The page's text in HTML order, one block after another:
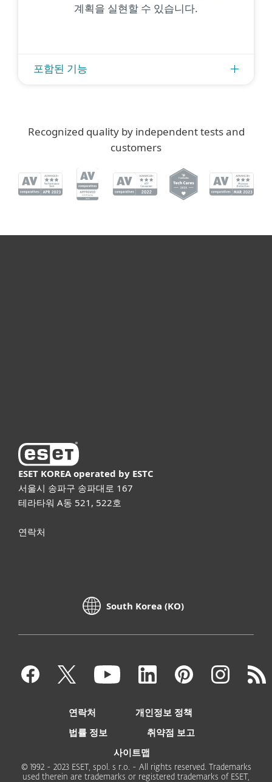
계획을 실현할 수 있습니다.
포함된 기능
Recognized quality by independent tests and
customers
ESET KOREA operated by ESTC
서울시 송파구 송파대로 167
테라타워 A동 521, 522호
연락처
South Korea (KO)
연락처
개인정보 정책
법률 정보
취약점 보고
사이트맵
© 1992 - 2023 ESET, spol. s r.o. - All rights reserved. Trademarks
used therein are trademarks or registered trademarks of ESET,